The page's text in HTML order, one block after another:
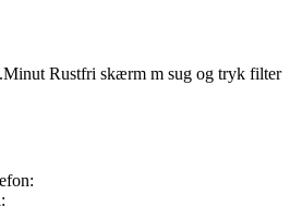
Rustfri skærm m sug og tryk filter